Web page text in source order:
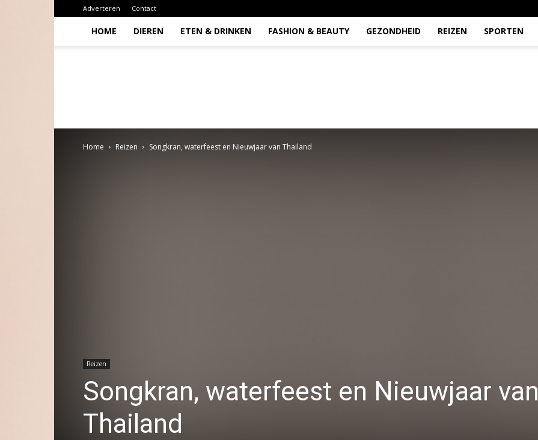
Adverteren Contact
HOME DIEREN ETEN & DRINKEN FASHION & BEAUTY GEZONDHEID REIZEN SPORTEN
Home Reizen Songkran, waterfeest en Nieuwjaar van Thailand
Reizen
Songkran, waterfeest en Nieuwjaar van
Thailand